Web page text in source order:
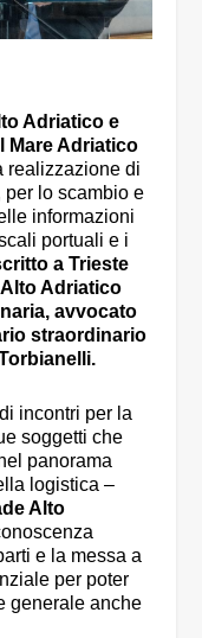
Adriatico e
Mare Adriatico
realizzazione di
per lo scambio e
informazioni
portuali e i
a Trieste
Adriatico
avvocato
straordinario
incontri per la
soggetti che
panorama
logistica –
Alto
e la messa a
per poter
generale anche